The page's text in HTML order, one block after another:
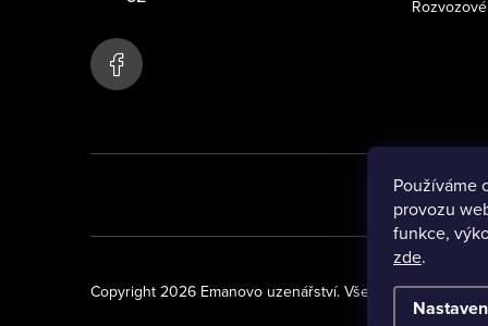
Používáme
provozu
funkce,
zde.
Copyright 2026 Emanovo uzenářství. Všechna práva